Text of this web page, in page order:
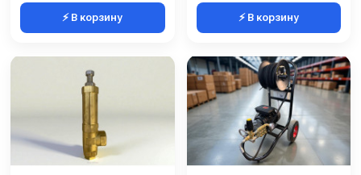
⚡ В корзину ⚡ В корзину